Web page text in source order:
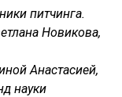
питчинга.
Новикова,
Анастасией,
науки